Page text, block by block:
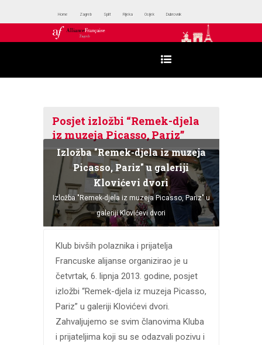
Home Zagreb Split Rijeka Osijek Dubrovnik
Posjet izložbi “Remek-djela
iz muzeja Picasso, Pariz”
Izložba "Remek-djela iz muzeja
Picasso, Pariz" u galeriji
Klovićevi dvori
Izložba "Remek-djela iz muzeja Picasso, Pariz" u
galeriji Klovićevi dvori
Klub bivših polaznika i prijatelja
Francuske alijanse organizirao je u
četvrtak, 6. lipnja 2013. godine, posjet
izložbi “Remek-djela iz muzeja Picasso,
Pariz” u galeriji Klovićevi dvori.
Zahvaljujemo se svim članovima Kluba
i prijateljima koji su se odazvali pozivu i